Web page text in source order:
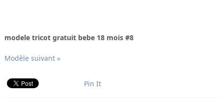
modele tricot gratuit bebe 18 mois #8
Modèle suivant »
Pin It